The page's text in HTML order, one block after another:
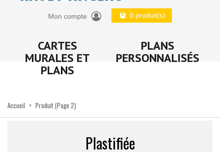
Mon compte 0 produit(s)
CARTES
MURALES ET
PLANS
PLANS
PERSONNALISÉS
Accueil > Produit(Page 2)
Plastifiée